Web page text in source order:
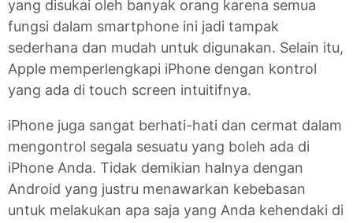
yang disukai oleh banyak orang karena semua
fungsi dalam smartphone ini jadi tampak
sederhana dan mudah untuk digunakan. Selain itu,
Apple memperlengkapi iPhone dengan kontrol
yang ada di touch screen intuitifnya.
iPhone juga sangat berhati-hati dan cermat dalam
mengontrol segala sesuatu yang boleh ada di
iPhone Anda. Tidak demikian halnya dengan
Android yang justru menawarkan kebebasan
untuk melakukan apa saja yang Anda kehendaki di